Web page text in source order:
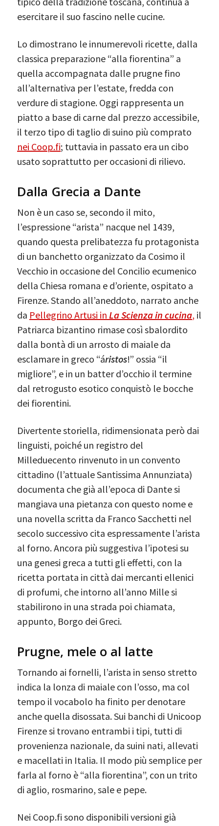
esercitare il suo fascino nelle cucine.
Lo dimostrano le innumerevoli ricette, dalla
classica preparazione “alla fiorentina” a
quella accompagnata dalle prugne fino
all’alternativa per l’estate, fredda con
verdure di stagione. Oggi rappresenta un
piatto a base di carne dal prezzo accessibile,
il terzo tipo di taglio di suino più comprato
nei Coop.fi; tuttavia in passato era un cibo
usato soprattutto per occasioni di rilievo.
Dalla Grecia a Dante
Non è un caso se, secondo il mito,
l’espressione “arista” nacque nel 1439,
quando questa prelibatezza fu protagonista
di un banchetto organizzato da Cosimo il
Vecchio in occasione del Concilio ecumenico
della Chiesa romana e d’oriente, ospitato a
Firenze. Stando all’aneddoto, narrato anche
da Pellegrino Artusi in La Scienza in cucina, il
Patriarca bizantino rimase così sbalordito
dalla bontà di un arrosto di maiale da
esclamare in greco “áristos!” ossia “il
migliore”, e in un batter d’occhio il termine
dal retrogusto esotico conquistò le bocche
dei fiorentini.
Divertente storiella, ridimensionata però dai
linguisti, poiché un registro del
Milleduecento rinvenuto in un convento
cittadino (l’attuale Santissima Annunziata)
documenta che già all’epoca di Dante si
mangiava una pietanza con questo nome e
una novella scritta da Franco Sacchetti nel
secolo successivo cita espressamente l’arista
al forno. Ancora più suggestiva l’ipotesi su
una genesi greca a tutti gli effetti, con la
ricetta portata in città dai mercanti ellenici
di profumi, che intorno all’anno Mille si
stabilirono in una strada poi chiamata,
appunto, Borgo dei Greci.
Prugne, mele o al latte
Tornando ai fornelli, l’arista in senso stretto
indica la lonza di maiale con l’osso, ma col
tempo il vocabolo ha finito per denotare
anche quella disossata. Sui banchi di Unicoop
Firenze si trovano entrambi i tipi, tutti di
provenienza nazionale, da suini nati, allevati
e macellati in Italia. Il modo più semplice per
farla al forno è “alla fiorentina”, con un trito
di aglio, rosmarino, sale e pepe.
Nei Coop.fi sono disponibili versioni già